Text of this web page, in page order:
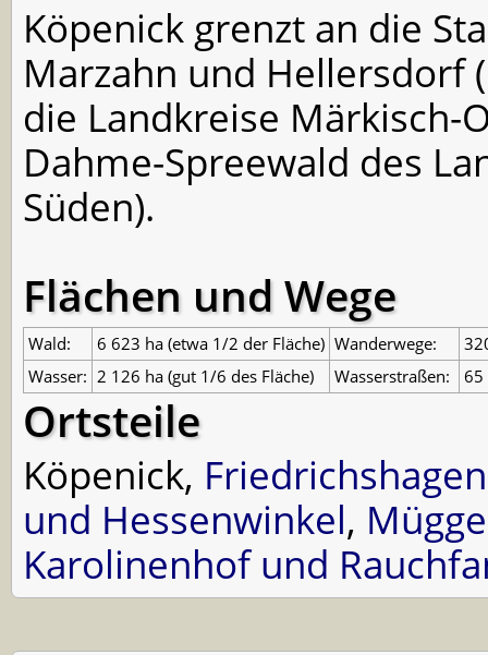
Köpenick grenzt an die
Marzahn und Hellersdorf
die Landkreise Märkisch-
Dahme-Spreewald des
Süden).
Flächen und Wege
Wald: 6 623 ha (etwa 1/2 der Fläche) Wanderwege:
Wasser: 2 126 ha (gut 1/6 des Fläche) Wasserstraßen: 65
Ortsteile
Köpenick, Friedrichshagen
und Hessenwinkel,
Karolinenhof und